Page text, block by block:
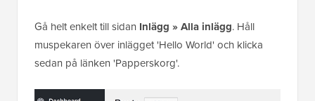
Gå helt enkelt till sidan Inlägg » Alla inlägg. Håll
muspekaren över inlägget 'Hello World' och klicka
sedan på länken 'Papperskorg'.